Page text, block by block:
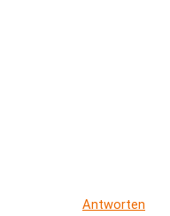
Antworten